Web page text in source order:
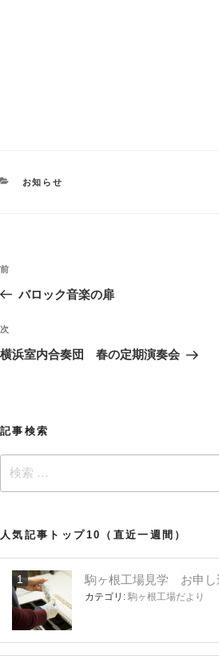
カ
お知らせ
投
ビ
ゲ
ン
過
去
投
稿
前
バロック音楽の扉
次
の
次
横浜室内合奏団 春の定期演奏会
記事検索
索:
人気記事トップ10（直近一週間）
駒ヶ根工場見学 お申し
カテゴリ: 駒ヶ根工場だより